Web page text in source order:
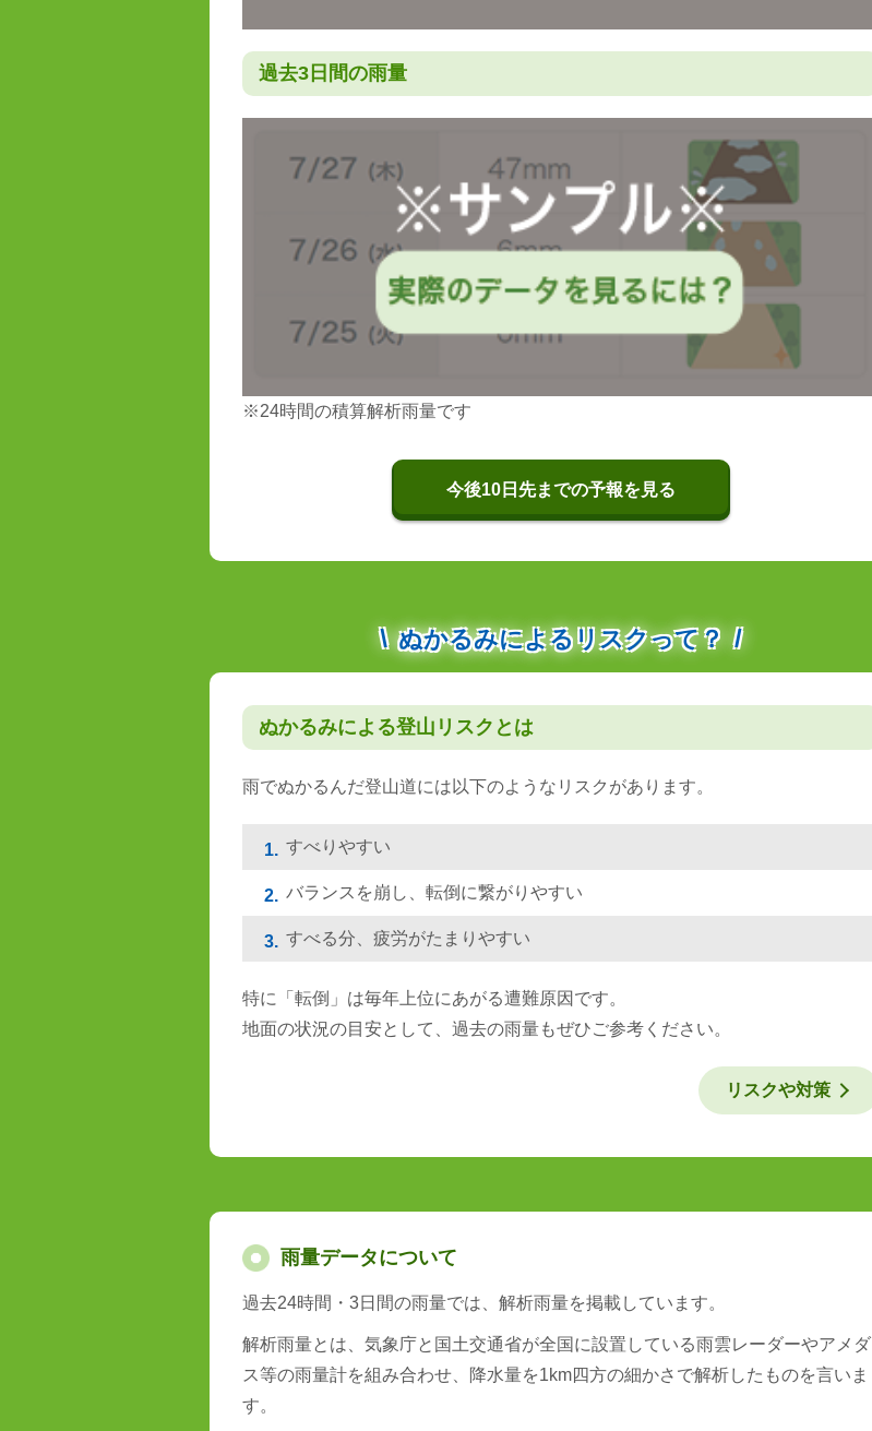
過去3日間の雨量
※24時間の積算解析雨量です
今後10日先までの予報を見る
ぬかるみによるリスクって？
ぬかるみによる登山リスクとは
雨でぬかるんだ登山道には以下のようなリスクがあります。
1. すべりやすい
2. バランスを崩し、転倒に繋がりやすい
3. すべる分、疲労がたまりやすい
特に「転倒」は毎年上位にあがる遭難原因です。
地面の状況の目安として、過去の雨量もぜひご参考ください。
リスクや対策
雨量データについて
過去24時間・3日間の雨量では、解析雨量を掲載しています。
解析雨量とは、気象庁と国土交通省が全国に設置している雨雲レーダーやアメダ
ス等の雨量計を組み合わせ、降水量を1km四方の細かさで解析したものを言いま
す。